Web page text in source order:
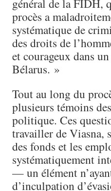
général de la FIDH,
procès a
systématique de
des droits de
et courageux dans
Bélarus. »
Tout au long du
plusieurs témoins
politique. Ces
travailler de Viasna,
des fonds et les
systématiquement
— un élément
d’inculpation